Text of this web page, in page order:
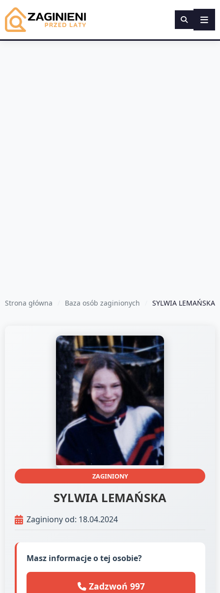
Strona główna Baza osób zaginionych SYLWIA LEMAŃSKA
ZAGINIONY
SYLWIA LEMAŃSKA
Zaginiony od: 18.04.2024
Masz informacje o tej osobie?
Zadzwoń 997